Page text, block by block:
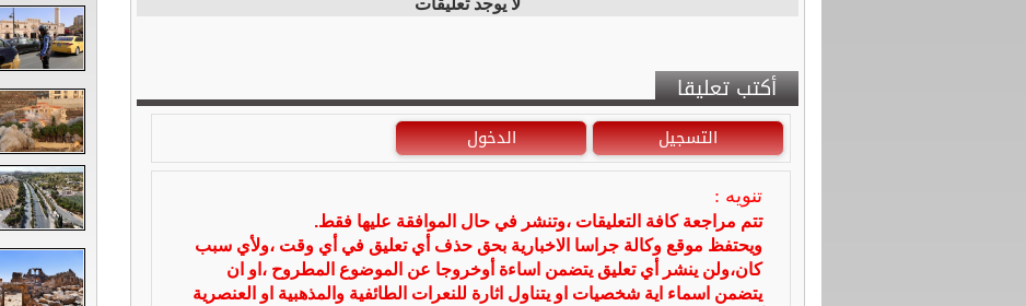
أكتب تعليقا
التسجيل الدخول
تنويه :
تتم مراجعة كافة التعليقات ،وتنشر في حال الموافقة عليها فقط.
ويحتفظ موقع وكالة جراسا الاخبارية بحق حذف أي تعليق في أي وقت ،ولأي سبب
كان،ولن ينشر أي تعليق يتضمن اساءة أوخروجا عن الموضوع المطروح ،او ان
يتضمن اسماء اية شخصيات او يتناول اثارة للنعرات الطائفية والمذهبية او العنصرية